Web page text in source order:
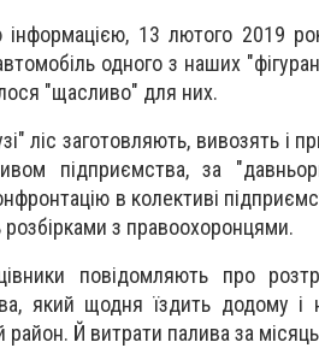
13 лютого 2019
одного з наших
"щасливо" для них.
ліс заготовляють, вивозять і
підприємства, за
в колективі
з правоохоронцями.
повідомляють про
який щодня їздить додому
район. Й витрати палива за